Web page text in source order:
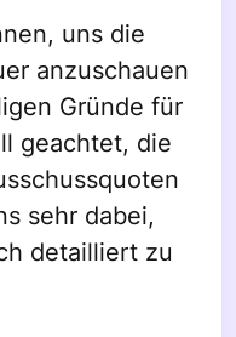
uns die
anzuschauen
Gründe für
geachtet, die
sehr dabei,
detailliert zu